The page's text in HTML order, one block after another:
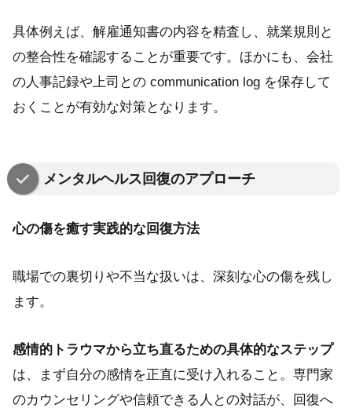
具体例えば、解雇通知書の内容を精査し、就業規則と
の整合性を確認することが重要です。ほかにも、会社
の人事記録や上司との communication log を保存して
おくことが有効な対策となります。
メンタルヘルス回復のアプローチ
心の傷を癒す実践的な回復方法
職場での裏切りや不当な扱いは、深刻な心の傷を残し
ます。
感情的トラウマから立ち直るための具体的なステップ
は、まず自分の感情を正直に受け入れること。専門家
のカウンセリングや信頼できる人との対話が、回復へ